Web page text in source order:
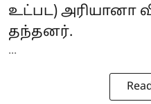
உட்பட) அரியானா
தந்தனர்.
...